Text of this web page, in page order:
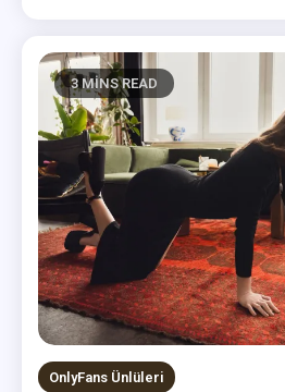
3 MINS READ
OnlyFans Ünlüleri